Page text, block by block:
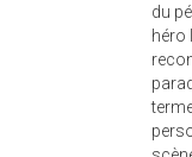
du
héro